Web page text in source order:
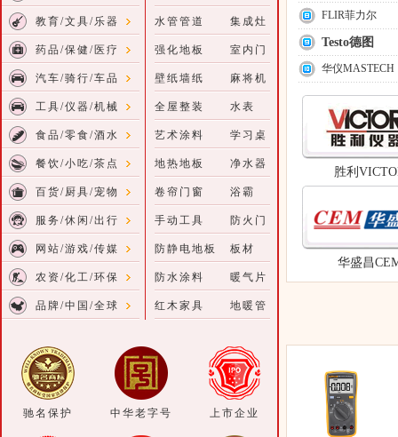
教育/文具/乐器
药品/保健/医疗
汽车/骑行/车品
工具/仪器/机械
食品/零食/酒水
餐饮/小吃/茶点
百货/厨具/宠物
服务/休闲/出行
网站/游戏/传媒
农资/化工/环保
品牌/中国/全球
水管管道 集成灶
强化地板 室内门
壁纸墙纸 麻将机
全屋整装 水表
艺术涂料 学习桌
地热地板 净水器
卷帘门窗 浴霸
手动工具 防火门
防静电地板 板材
防水涂料 暖气片
红木家具 地暖管
驰名保护 中华老字号 上市企业
FLIR菲力尔
Testo德图
华仪MASTECH
胜利
华盛昌